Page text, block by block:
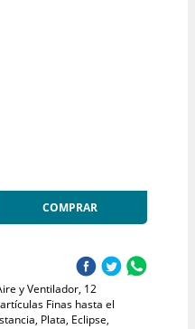
COMPRAR
y Ventilador, 12
Finas hasta el
Plata, Eclipse,